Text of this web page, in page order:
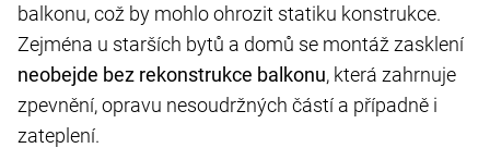
balkonu, což by mohlo ohrozit statiku konstrukce.
Zejména u starších bytů a domů se montáž zasklení
neobejde bez rekonstrukce balkonu, která zahrnuje
zpevnění, opravu nesoudržných částí a případně i
zateplení.